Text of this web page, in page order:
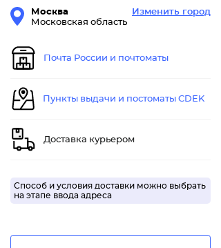
Москва
Московская область
Изменить город
Почта России и почтоматы
Пункты выдачи и постоматы CDEK
Доставка курьером
Способ и условия доставки можно выбрать
на этапе ввода адреса